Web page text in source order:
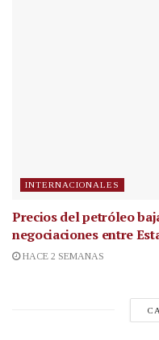
INTERNACIONALES
Precios del petróleo
negociaciones entre
HACE 2 SEMANAS